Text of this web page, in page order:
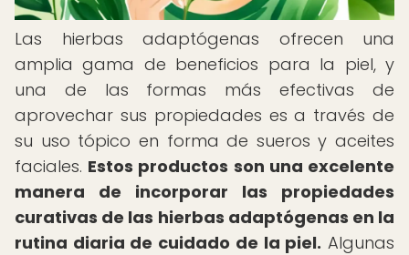
Las hierbas adaptógenas ofrecen una
amplia gama de beneficios para la piel, y
una de las formas más efectivas de
aprovechar sus propiedades es a través de
su uso tópico en forma de sueros y aceites
faciales. Estos productos son una excelente
manera de incorporar las propiedades
curativas de las hierbas adaptógenas en la
rutina diaria de cuidado de la piel. Algunas